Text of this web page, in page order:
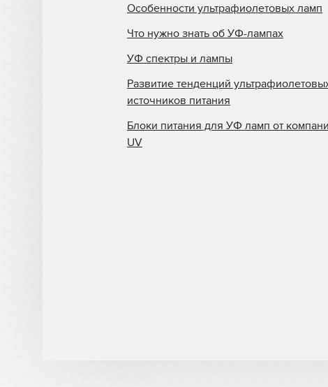
Особенности ультрафиолетовых ламп
Что нужно знать об УФ-лампах
УФ спектры и лампы
Развитие тенденций
источников питания
Блоки питания для УФ ламп от
UV